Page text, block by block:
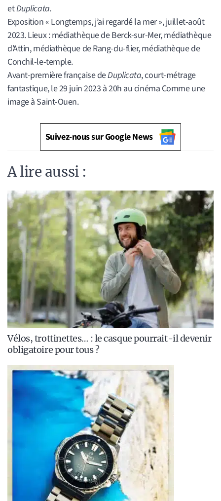
etDuplicata.
Exposition « Longtemps, j’ai regardé la mer », juillet-août
2023. Lieux : médiathèque de Berck-sur-Mer, médiathèque
d’Attin, médiathèque de Rang-du-flier, médiathèque de
Conchil-le-temple.
Avant-première française deDuplicata, court-métrage
fantastique, le 29 juin 2023 à 20h au cinéma Comme une
image à Saint-Ouen.
Suivez-nous sur Google News
A lire aussi :
Vélos, trottinettes… : le casque pourrait-il devenir
obligatoire pour tous ?